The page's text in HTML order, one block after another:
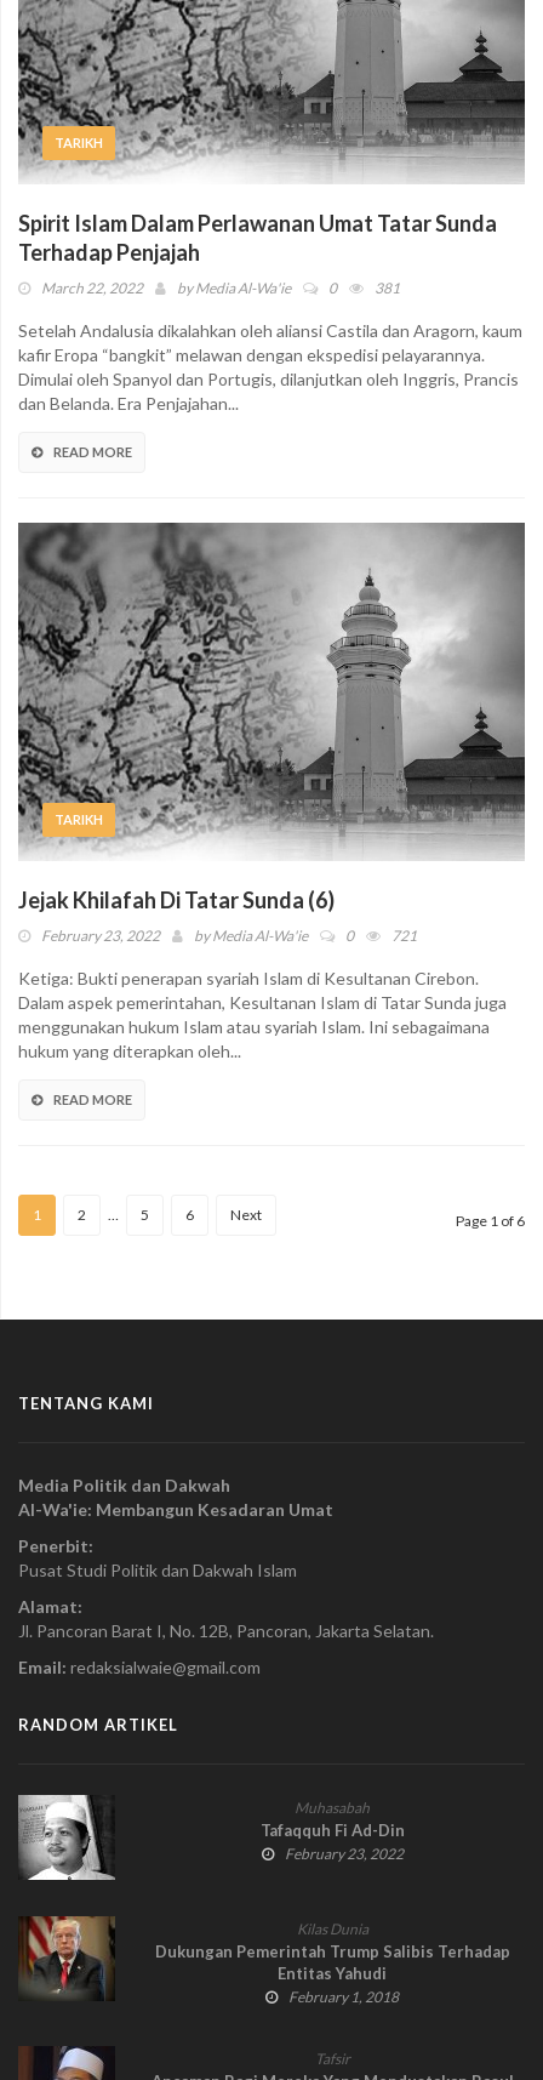
TARIKH
Spirit Islam Dalam Perlawanan Umat Tatar Sunda
Terhadap Penjajah
March 22, 2022 byMedia Al-Wa'ie 0 381
Setelah Andalusia dikalahkan oleh aliansi Castila dan Aragorn, kaum
kafir Eropa “bangkit” melawan dengan ekspedisi pelayarannya.
Dimulai oleh Spanyol dan Portugis, dilanjutkan oleh Inggris, Prancis
dan Belanda. Era Penjajahan...
READ MORE
TARIKH
Jejak Khilafah Di Tatar Sunda (6)
February 23, 2022 byMedia Al-Wa'ie 0 721
Ketiga: Bukti penerapan syariah Islam di Kesultanan Cirebon.
Dalam aspek pemerintahan, Kesultanan Islam di Tatar Sunda juga
menggunakan hukum Islam atau syariah Islam. Ini sebagaimana
hukum yang diterapkan oleh...
READ MORE
1 2 5 6 Next Page 1 of 6
TENTANG KAMI
Media Politik dan Dakwah
Al-Wa'ie: Membangun Kesadaran Umat
Penerbit:
Pusat Studi Politik dan Dakwah Islam
Alamat:
Jl. Pancoran Barat I, No. 12B, Pancoran, Jakarta Selatan.
Email: redaksialwaie@gmail.com
RANDOM ARTIKEL
Muhasabah
Tafaqquh Fi Ad-Din
February 23, 2022
Kilas Dunia
Dukungan Pemerintah Trump Salibis Terhadap
Entitas Yahudi
February 1, 2018
Tafsir